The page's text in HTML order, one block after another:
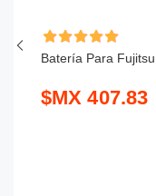
Batería Para
$MX 407.83